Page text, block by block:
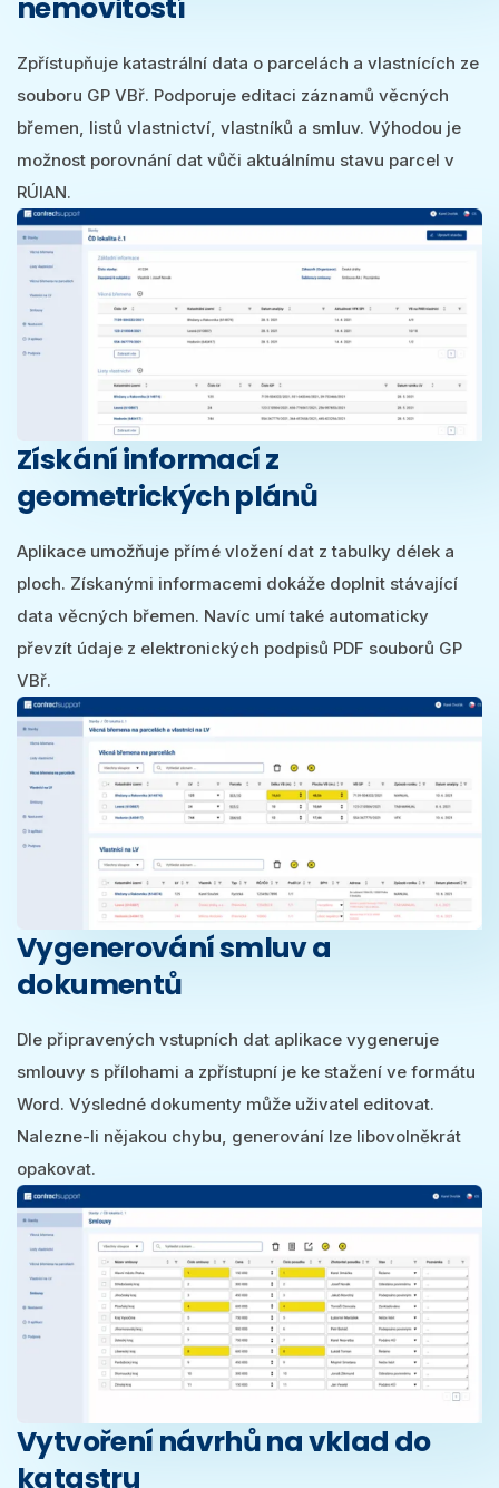
nemovitostí
Zpřístupňuje katastrální data o parcelách a vlastnících ze
souboru GP VBř. Podporuje editaci záznamů věcných
břemen, listů vlastnictví, vlastníků a smluv. Výhodou je
možnost porovnání dat vůči aktuálnímu stavu parcel v
RÚIAN.
Získání informací z
geometrických plánů
Aplikace umožňuje přímé vložení dat z tabulky délek a
ploch. Získanými informacemi dokáže doplnit stávající
data věcných břemen. Navíc umí také automaticky
převzít údaje z elektronických podpisů PDF souborů GP
VBř.
Vygenerování smluv a
dokumentů
Dle připravených vstupních dat aplikace vygeneruje
smlouvy s přílohami a zpřístupní je ke stažení ve formátu
Word. Výsledné dokumenty může uživatel editovat.
Nalezne-li nějakou chybu, generování lze libovolněkrát
opakovat.
Vytvoření návrhů na vklad do
katastru